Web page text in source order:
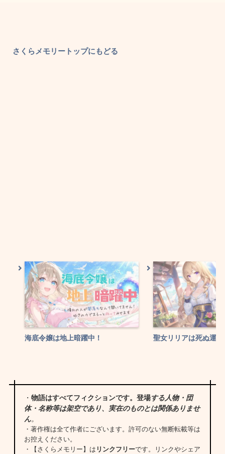
さくらメモリートップにもどる
海底令嬢は地上暗躍中！ 聖女リリアは死ぬ運
・物語はすべてフィクションです。登場する人物・団
体・名称等は架空であり、実在のものとは関係ありませ
ん。
・著作権は全て作者にございます。許可のない無断転載等は
お控えください。
・【さくらメモリー】は リンクフリーです。リンクやシェア